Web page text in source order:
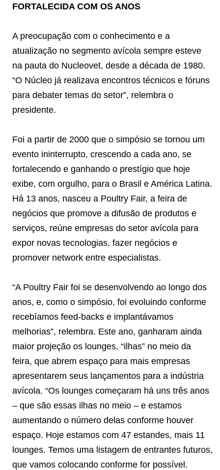
FORTALECIDA COM OS ANOS
A preocupação com o conhecimento e a
atualização no segmento avícola sempre esteve
na pauta do Nucleovet, desde a década de 1980.
“O Núcleo já realizava encontros técnicos e fóruns
para debater temas do setor”, relembra o
presidente.
Foi a partir de 2000 que o simpósio se tornou um
evento ininterrupto, crescendo a cada ano, se
fortalecendo e ganhando o prestígio que hoje
exibe, com orgulho, para o Brasil e América Latina.
Há 13 anos, nasceu a Poultry Fair, a feira de
negócios que promove a difusão de produtos e
serviços, reúne empresas do setor avícola para
expor novas tecnologias, fazer negócios e
promover network entre especialistas.
“A Poultry Fair foi se desenvolvendo ao longo dos
anos, e, como o simpósio, foi evoluindo conforme
recebíamos feed-backs e implantávamos
melhorias”, relembra. Este ano, ganharam ainda
maior projeção os lounges, “ilhas” no meio da
feira, que abrem espaço para mais empresas
apresentarem seus lançamentos para a indústria
avícola. “Os lounges começaram há uns três anos
– que são essas ilhas no meio – e estamos
aumentando o número delas conforme houver
espaço. Hoje estamos com 47 estandes, mais 11
lounges. Temos uma listagem de entrantes futuros,
que vamos colocando conforme for possível.